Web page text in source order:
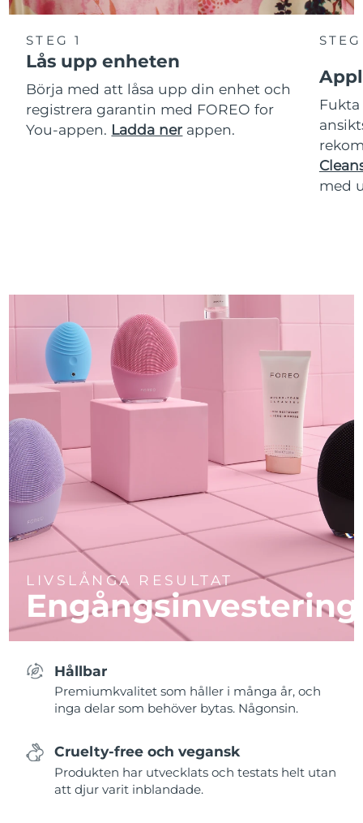
STEG 1
Lås upp enheten
Börja med att låsa upp din enhet och
registrera garantin med FOREO for
You-appen. Ladda ner appen.
med
LIVSLÅNGA RESULTAT
Engångsinvestering
Hållbar
Premiumkvalitet som håller i många år, och
inga delar som behöver bytas. Någonsin.
Cruelty-free och vegansk
Produkten har utvecklats och testats helt utan
att djur varit inblandade.